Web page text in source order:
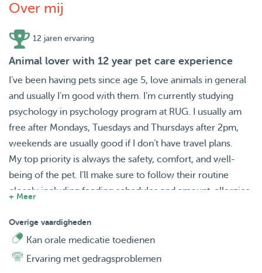
Over mij
12 jaren ervaring
Animal lover with 12 year pet care experience
I’ve been having pets since age 5, love animals in general
and usually I’m good with them. I’m currently studying
psychology in psychology program at RUG. I usually am
free after Mondays, Tuesdays and Thursdays after 2pm,
weekends are usually good if I don’t have travel plans.
My top priority is always the safety, comfort, and well-
being of the pet. I’ll make sure to follow their routine
closely including feeding schedules and amount, allergies,
specific instructions. Always keep the environment clean
and tidy, and give love and attention to the pets I’m
looking after:)
+ Meer
Overige vaardigheden
Kan orale medicatie toedienen
Ervaring met gedragsproblemen